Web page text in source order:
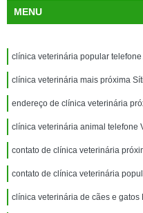
MENU
clínica veterinária popular telefone
clínica veterinária mais próxima
endereço de clínica veterinária
clínica veterinária animal telefone
contato de clínica veterinária
contato de clínica veterinária
clínica veterinária de cães e gatos